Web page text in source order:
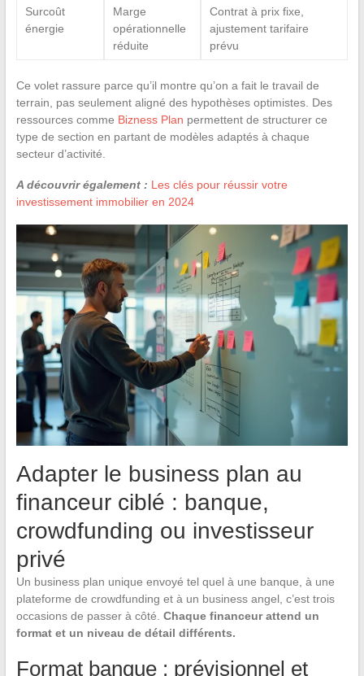
Surcoût
énergie
Marge
opérationnelle
réduite
Contrat à prix fixe,
ajustement tarifaire
prévu
Ce volet rassure parce qu’il montre qu’on a fait le travail de
terrain, pas seulement aligné des hypothèses optimistes. Des
ressources comme Bizness Plan permettent de structurer ce
type de section en partant de modèles adaptés à chaque
secteur d’activité.
A découvrir également : Les clés pour réussir votre
investissement immobilier en 2024
Adapter le business plan au
financeur ciblé : banque,
crowdfunding ou investisseur
privé
Un business plan unique envoyé tel quel à une banque, à une
plateforme de crowdfunding et à un business angel, c’est trois
occasions de passer à côté. Chaque financeur attend un
format et un niveau de détail différents.
Format banque : prévisionnel et